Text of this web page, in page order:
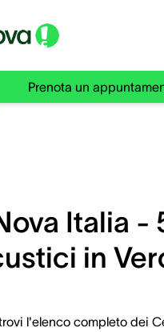
Prenota un
Italia -
in
l'elenco completo dei